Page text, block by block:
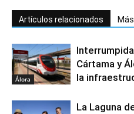
Artículos relacionados
Álora
Cártama y
la
La Laguna